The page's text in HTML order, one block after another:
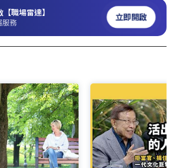
職場雷達】
服務 立即開啟